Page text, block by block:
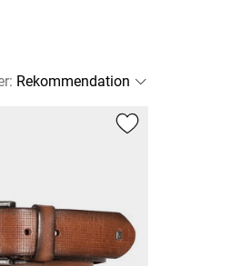
: